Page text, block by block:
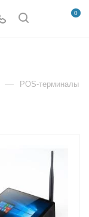
0
— POS-терминалы